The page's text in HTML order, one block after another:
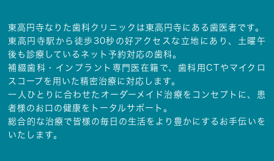
東高円寺なりた歯科クリニックは東高円寺にある歯医者です。
東高円寺駅から徒歩30秒の好アクセスな立地にあり、土曜午
後も診療しているネット予約対応の歯科。
補綴歯科・インプラント専門医在籍で、歯科用CTやマイクロ
スコープを用いた精密治療に対応します。
一人ひとりに合わせたオーダーメイド治療をコンセプトに、患
者様のお口の健康をトータルサポート。
総合的な治療で皆様の毎日の生活をより豊かにするお手伝いを
いたします。